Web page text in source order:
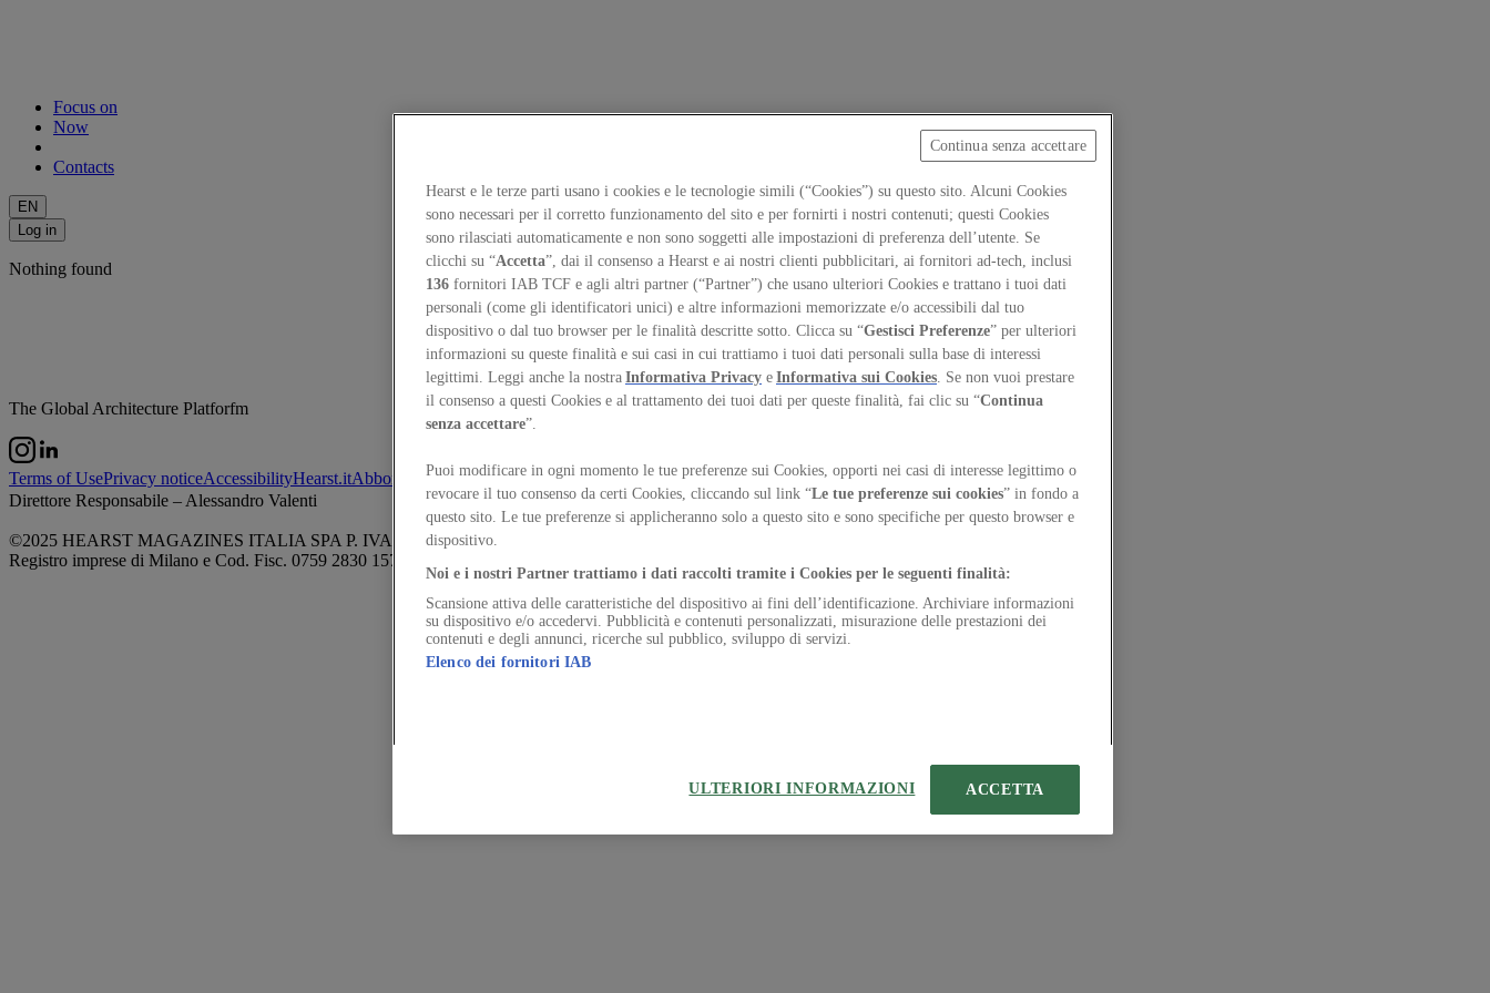
Focus on
Now
Contacts
EN
Log in
Nothing found
The Global Architecture Platforfm
Terms of UsePrivacy noticeAccessibilityHearst.itAbbonationline.itSitemap Preferenze sui Cookies
Direttore Responsabile – Alessandro Valenti
©2025 HEARST MAGAZINES ITALIA SPA P. IVA 12212110154 | VIA ROBERTO BRACCO, 6, 20159, MILANO - ITALY
Registro imprese di Milano e Cod. Fisc. 0759 2830 157 - Part.Iva 1221 2110 154 - REA di Milano 116 978 6
Hearst e le terze parti usano i cookies e le tecnologie simili (“Cookies”) su questo sito. Alcuni Cookies
sono necessari per il corretto funzionamento del sito e per fornirti i nostri contenuti; questi Cookies
sono rilasciati automaticamente e non sono soggetti alle impostazioni di preferenza dell’utente. Se
clicchi su “Accetta”, dai il consenso a Hearst e ai nostri clienti pubblicitari, ai fornitori ad-tech, inclusi
136 fornitori IAB TCF e agli altri partner (“Partner”) che usano ulteriori Cookies e trattano i tuoi dati
personali (come gli identificatori unici) e altre informazioni memorizzate e/o accessibili dal tuo
dispositivo o dal tuo browser per le finalità descritte sotto. Clicca su “Gestisci Preferenze” per ulteriori
informazioni su queste finalità e sui casi in cui trattiamo i tuoi dati personali sulla base di interessi
legittimi. Leggi anche la nostraInformativa Privacy eInformativa sui Cookies. Se non vuoi prestare
il consenso a questi Cookies e al trattamento dei tuoi dati per queste finalità, fai clic su “Continua
senza accettare”.
Puoi modificare in ogni momento le tue preferenze sui Cookies, opporti nei casi di interesse legittimo o
revocare il tuo consenso da certi Cookies, cliccando sul link “Le tue preferenze sui cookies” in fondo a
questo sito. Le tue preferenze si applicheranno solo a questo sito e sono specifiche per questo browser e
dispositivo.
Noi e i nostri Partner trattiamo i dati raccolti tramite i Cookies per le seguenti finalità:
Scansione attiva delle caratteristiche del dispositivo ai fini dell’identificazione. Archiviare informazioni
su dispositivo e/o accedervi. Pubblicità e contenuti personalizzati, misurazione delle prestazioni dei
contenuti e degli annunci, ricerche sul pubblico, sviluppo di servizi.
Elenco dei fornitori IAB
ULTERIORI INFORMAZIONI ACCETTA
Continua senza accettare